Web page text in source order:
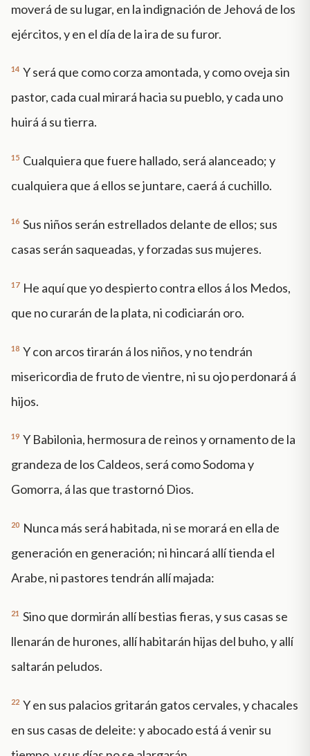
moverá de su lugar, en la indignación de Jehová de los
ejércitos, y en el día de la ira de su furor.
14 Y será que como corza amontada, y como oveja sin
pastor, cada cual mirará hacia su pueblo, y cada uno
huirá á su tierra.
15 Cualquiera que fuere hallado, será alanceado; y
cualquiera que á ellos se juntare, caerá á cuchillo.
16 Sus niños serán estrellados delante de ellos; sus
casas serán saqueadas, y forzadas sus mujeres.
17 He aquí que yo despierto contra ellos á los Medos,
que no curarán de la plata, ni codiciarán oro.
18 Y con arcos tirarán á los niños, y no tendrán
misericordia de fruto de vientre, ni su ojo perdonará á
hijos.
19 Y Babilonia, hermosura de reinos y ornamento de la
grandeza de los Caldeos, será como Sodoma y
Gomorra, á las que trastornó Dios.
20 Nunca más será habitada, ni se morará en ella de
generación en generación; ni hincará allí tienda el
Arabe, ni pastores tendrán allí majada:
21 Sino que dormirán allí bestias fieras, y sus casas se
llenarán de hurones, allí habitarán hijas del buho, y allí
saltarán peludos.
22 Y en sus palacios gritarán gatos cervales, y chacales
en sus casas de deleite: y abocado está á venir su